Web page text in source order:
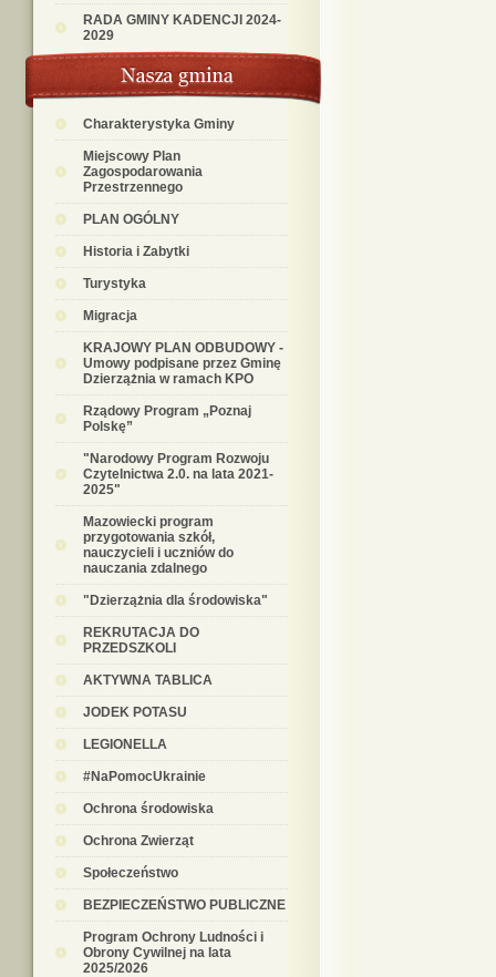
RADA GMINY KADENCJI 2024-
2029
Charakterystyka Gminy
Miejscowy Plan
Zagospodarowania
Przestrzennego
PLAN OGÓLNY
Historia i Zabytki
Turystyka
Migracja
KRAJOWY PLAN ODBUDOWY -
Umowy podpisane przez Gminę
Dzierzążnia w ramach KPO
Rządowy Program „Poznaj
Polskę”
"Narodowy Program Rozwoju
Czytelnictwa 2.0. na lata 2021-
2025"
Mazowiecki program
przygotowania szkół,
nauczycieli i uczniów do
nauczania zdalnego
"Dzierzążnia dla środowiska"
REKRUTACJA DO
PRZEDSZKOLI
AKTYWNA TABLICA
JODEK POTASU
LEGIONELLA
#NaPomocUkrainie
Ochrona środowiska
Ochrona Zwierząt
Społeczeństwo
BEZPIECZEŃSTWO PUBLICZNE
Program Ochrony Ludności i
Obrony Cywilnej na lata
2025/2026